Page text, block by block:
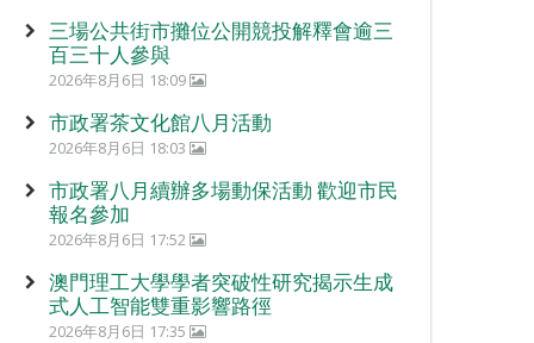
三場公共街市攤位公開競投解釋會逾三
百三十人參與
2026年8月6日 18:09
市政署茶文化館八月活動
2026年8月6日 18:03
市政署八月續辦多場動保活動 歡迎市民
報名參加
2026年8月6日 17:52
澳門理工大學學者突破性研究揭示生成
式人工智能雙重影響路徑
2026年8月6日 17:35